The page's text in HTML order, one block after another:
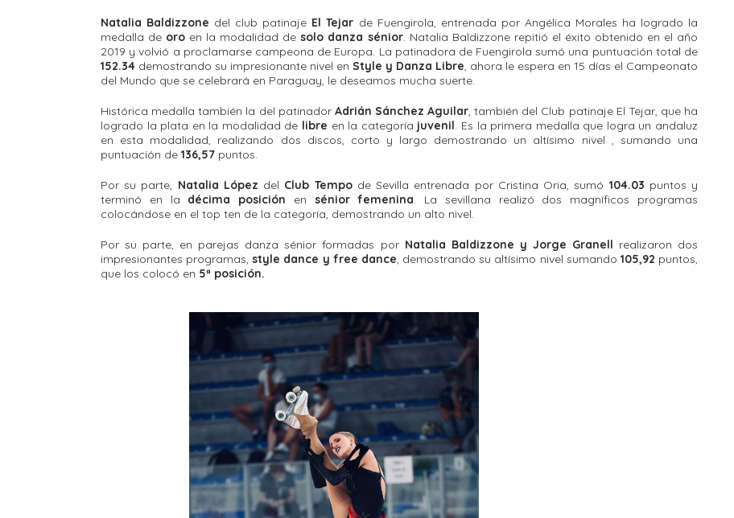
Natalia Baldizzone del club patinaje El Tejar de Fuengirola, entrenada por Angélica Morales ha logrado la
medalla de oro en la modalidad desolo danza sénior. Natalia Baldizzone repitió el éxito obtenido en el año
2019 y volvió a proclamarse campeona de Europa. La patinadora de Fuengirola sumó una puntuación total de
152.34 demostrando su impresionante nivel en Style y Danza Libre, ahora le espera en 15 días el Campeonato
del Mundo que se celebrará en Paraguay, le deseamos mucha suerte.
Histórica medalla también la del patinador Adrián Sánchez Aguilar, también del Club patinaje El Tejar, que ha
logrado la plata en la modalidad de libre en la categoría juvenil. Es la primera medalla que logra un andaluz
en esta modalidad, realizando dos discos, corto y largo demostrando un altísimo nivel , sumando una
puntuación de 136,57 puntos.
Por su parte, Natalia López del Club Tempode Sevilla entrenada por Cristina Oria, sumó 104.03 puntos y
terminó en la décima posición en sénior femenina. La sevillana realizó dos magníficos programas
colocándose en el top ten de la categoría, demostrando un alto nivel.
Por su parte, en parejas danza sénior formadas por Natalia Baldizzone y Jorge Granell realizaron dos
impresionantes programas,style dance y free dance, demostrando su altísimo nivel sumando 105,92 puntos,
que los colocó en 5ª posición.